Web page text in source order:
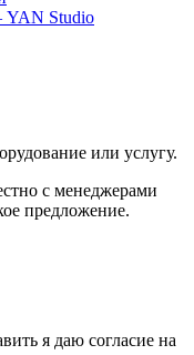
YAN Studio
или услугу.
с менеджерами
предложение.
я даю согласие на